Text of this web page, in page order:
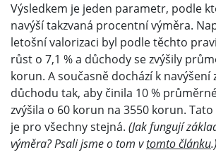
Výsledkem je jeden parametr, podle
navýší takzvaná procentní výměra.
letošní valorizaci byl podle těchto
růst o 7,1 % a důchody se zvýšily
korun. A současně dochází k navýšení
důchodu tak, aby činila 10 %
zvýšila o 60 korun na 3550 korun.
je pro všechny stejná. (Jak fungují
výměra? Psali jsme o tom vtomto článku.)